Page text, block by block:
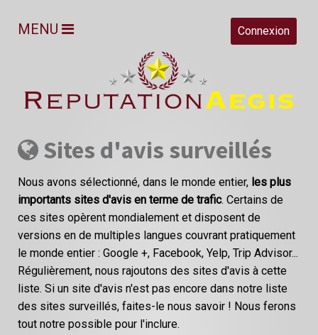
Connexion
MENU
Sites d'avis surveillés
Nous avons sélectionné, dans le monde entier, les plus
importants sites d'avis en terme de trafic. Certains de
ces sites opèrent mondialement et disposent de
versions en de multiples langues couvrant pratiquement
le monde entier : Google +, Facebook, Yelp, Trip Advisor...
Régulièrement, nous rajoutons des sites d'avis à cette
liste. Si un site d'avis n'est pas encore dans notre liste
des sites surveillés, faites-le nous savoir ! Nous ferons
tout notre possible pour l'inclure.